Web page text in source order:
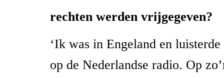
rechten werden vrijgegeven?
‘Ik was in Engeland en
op de Nederlandse radio. Op